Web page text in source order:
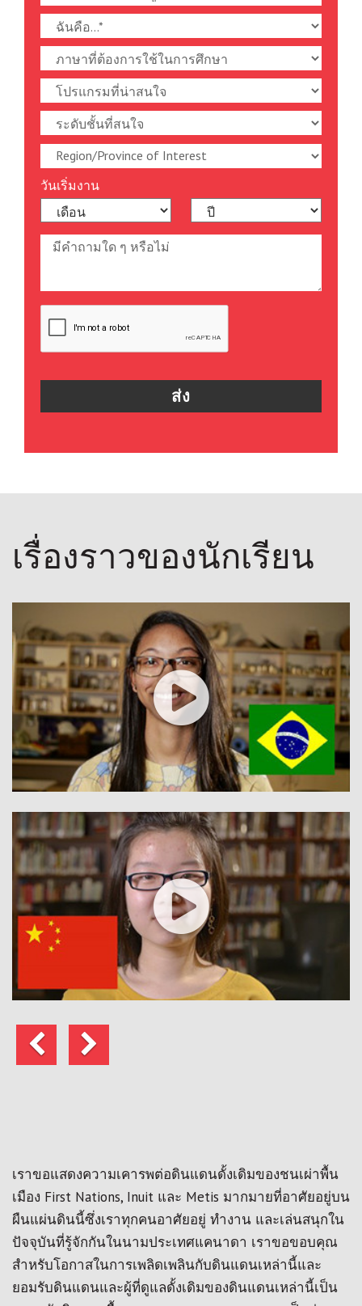
วันเริ่มงาน
เรื่องราวของนักเรียน
ก่อน
หน้า
ถัด
ไป
เราขอแสดงความเคารพต่อดินแดนดั้งเดิมของชนเผ่าพื้น
เมือง First Nations, Inuit และ Metis มากมายที่อาศัยอยู่บน
ผืนแผ่นดินนี้ซึ่งเราทุกคนอาศัยอยู่ ทำงาน และเล่นสนุกใน
ปัจจุบันที่รู้จักกันในนามประเทศแคนาดา เราขอขอบคุณ
สำหรับโอกาสในการเพลิดเพลินกับดินแดนเหล่านี้และ
ยอมรับดินแดนและผู้ที่ดูแลดั้งเดิมของดินแดนเหล่านี้เป็น